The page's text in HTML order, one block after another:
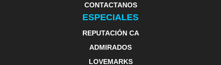
CONTACTANOS
ESPECIALES
REPUTACIÓN CA
ADMIRADOS
LOVEMARKS